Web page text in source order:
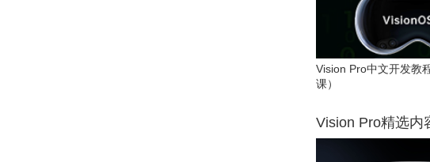
Vision Pro中文开发教
课）
Vision Pro精选内